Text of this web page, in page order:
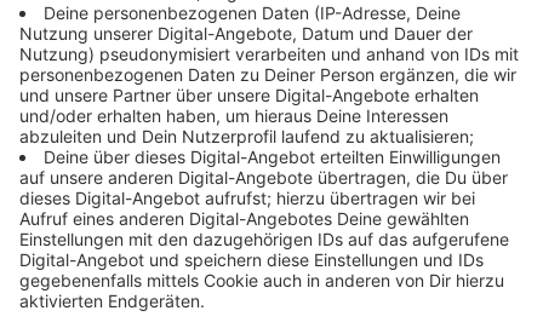
Der Schwerstverletzte wurde mit einem
Rettungshubschrauber in eine Klinik nach Bochum
geflogen, sagte uns die Polizei.
Sie lobt das besonnene Verhalten eines Nachbarn. Er
hat vermutlich noch Schlimmeres verhindert. Der
Nachbar hatte kurz vor Mitternacht einen
Rauchmelder gehört, war ins Freie gelaufen, hatte
Rauch gesehen und sofort die Feuerwehr alarmiert.
Dann versuchte er, die Bewohner des Hauses durch
Klingeln und Rufe zu wecken.